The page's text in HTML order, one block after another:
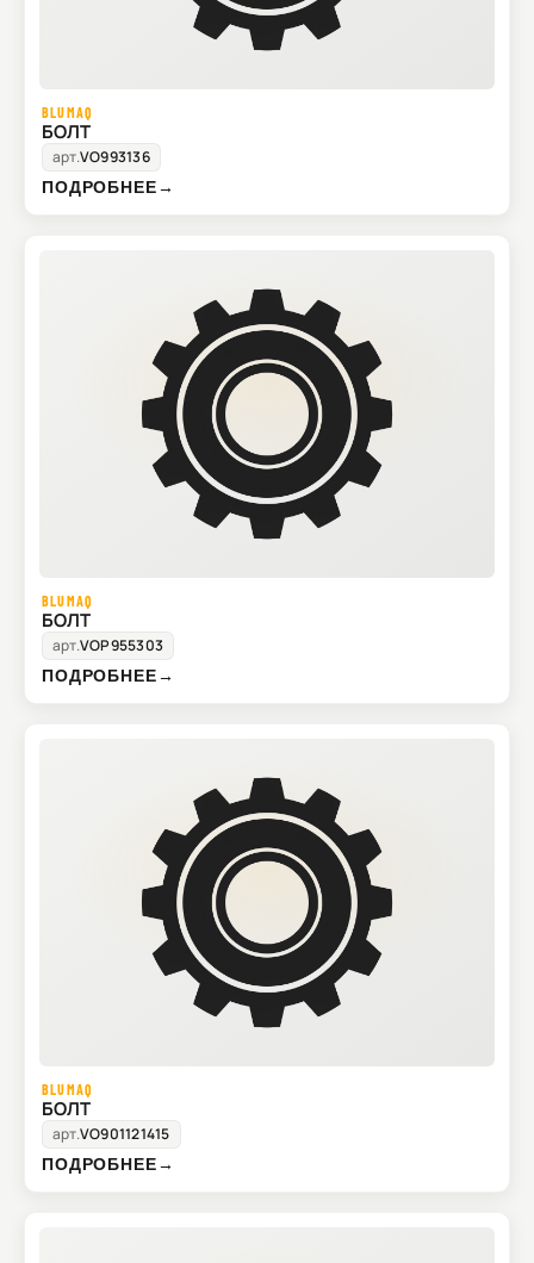
BLUMAQ
БОЛТ
арт.VO993136
ПОДРОБНЕЕ→
BLUMAQ
БОЛТ
арт.VOP955303
ПОДРОБНЕЕ→
BLUMAQ
БОЛТ
арт.VO901121415
ПОДРОБНЕЕ→